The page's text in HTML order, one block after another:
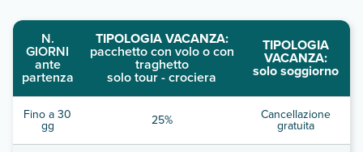
N.
GIORNI
ante
partenza
TIPOLOGIA VACANZA:
pacchetto con volo o con
traghetto
solo tour - crociera
TIPOLOGIA
VACANZA:
solo soggiorno
Fino a 30
gg 25% Cancellazione
gratuita